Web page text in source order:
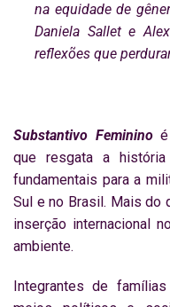
na equidade de
Daniela Sallet e
reflexões que
Substantivo Femininoé
que resgata a
fundamentais para a
Sul e no Brasil. Mais do
inserção internacional
ambiente.
Integrantes de